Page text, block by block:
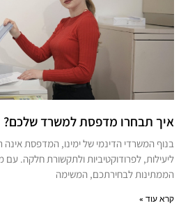
איך תבחרו מדפסת למשרד שלכם?
בנוף המשרדי הדינמי של ימינו, המדפסת אינה
ליעילות, לפרודוקטיביות ולתקשורת חלקה. עם
הממתינות לבחירתכם, המשימה
קרא עוד »